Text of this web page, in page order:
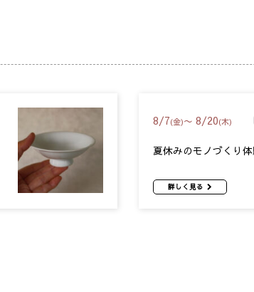
8/7(金)〜 8/20(木)
夏休みのモノづくり
詳しく見る